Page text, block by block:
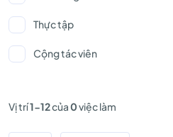
Thực tập
Cộng tác viên
Vị trí1-12của0việc làm